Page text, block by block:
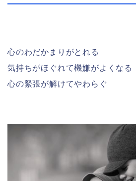
心のわだかまりがとれる
気持ちがほぐれて機嫌がよくなる
心の緊張が解けてやわらぐ